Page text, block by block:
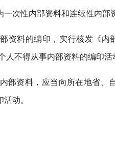
次性内部资料和连续性内部
资料的编印，实行核发《
人不得从事内部资料的编印活
部资料，应当向所在地省、
动。